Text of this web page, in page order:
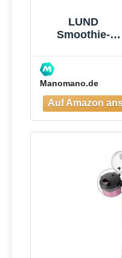
LUND
Smoothie-
Manomano.de